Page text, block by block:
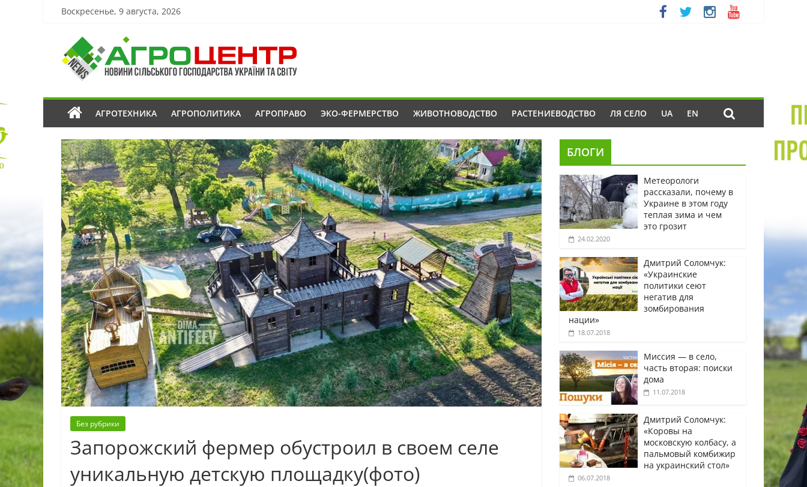
Воскресенье, 9 августа, 2026
АГРОТЕХНИКА АГРОПОЛИТИКА АГРОПРАВО ЭКО-ФЕРМЕРСТВО ЖИВОТНОВОДСТВО РАСТЕНИЕВОДСТВО ЛЯ СЕЛО UA EN
Без рубрики
Запорожский фермер обустроил в своем селе
уникальную детскую площадку(фото)
БЛОГИ
Метеорологи
рассказали, почему в
Украине в этом году
теплая зима и чем
это грозит
24.02.2020
Дмитрий Соломчук:
«Украинские
политики сеют
негатив для
зомбирования
нации»
18.07.2018
Миссия — в село,
часть вторая: поиски
дома
11.07.2018
Дмитрий Соломчук:
«Коровы на
московскую колбасу, а
пальмовый комбижир
на украинский стол»
06.07.2018